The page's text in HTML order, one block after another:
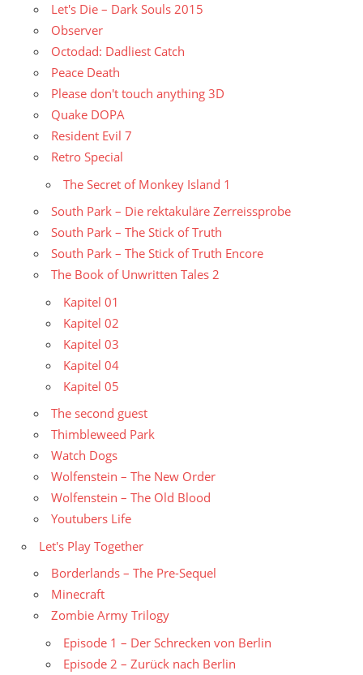
Let's Die – Dark Souls 2015
Observer
Octodad: Dadliest Catch
Peace Death
Please don't touch anything 3D
Quake DOPA
Resident Evil 7
Retro Special
The Secret of Monkey Island 1
South Park – Die rektakuläre Zerreissprobe
South Park – The Stick of Truth
South Park – The Stick of Truth Encore
The Book of Unwritten Tales 2
Kapitel 01
Kapitel 02
Kapitel 03
Kapitel 04
Kapitel 05
The second guest
Thimbleweed Park
Watch Dogs
Wolfenstein – The New Order
Wolfenstein – The Old Blood
Youtubers Life
Let's Play Together
Borderlands – The Pre-Sequel
Minecraft
Zombie Army Trilogy
Episode 1 – Der Schrecken von Berlin
Episode 2 – Zurück nach Berlin